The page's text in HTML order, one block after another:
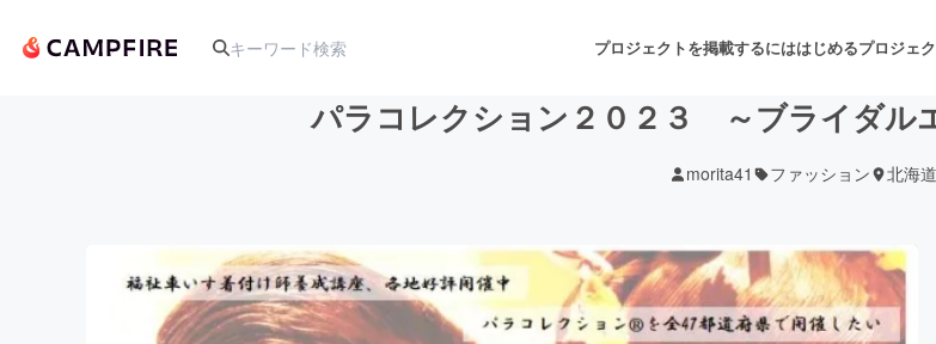
プロジェクトを掲載するにははじめるプロジェ
アート・写真 音楽 舞台
パラコレクション２０２３ ～ブライダル
morita41 ファッション 北海道